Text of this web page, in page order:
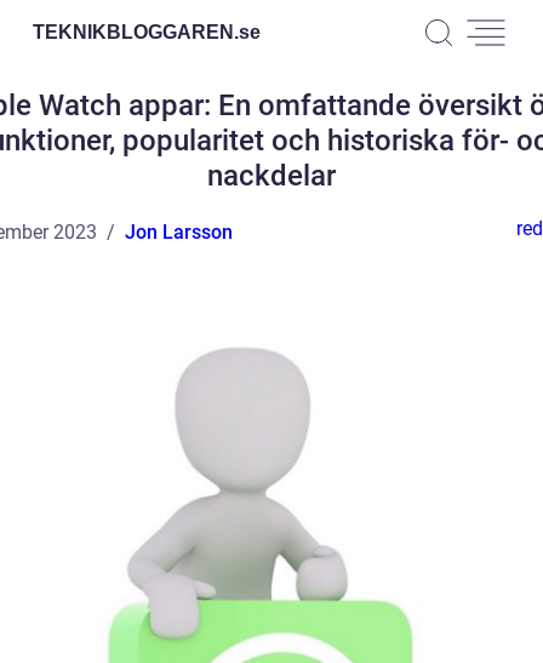
TEKNIKBLOGGAREN.se
Watch appar: En omfattande översikt
popularitet och historiska för-
nackdelar
2023 Jon Larsson